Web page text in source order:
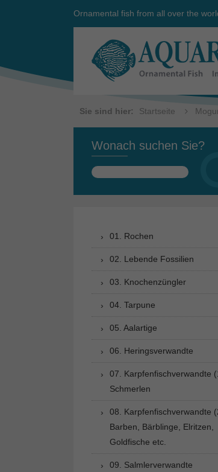
Ornamental fish from all over the
Sie sind hier: Startseite
Wonach suchen Sie?
Suchen
01. Rochen
02. Lebende Fossilien
03. Knochenzüngler
04. Tarpune
05. Aalartige
06. Heringsverwandte
07. Karpfenfischverwandte
Schmerlen
08. Karpfenfischverwandte
Barben, Bärblinge, Elritzen,
Goldfische etc.
09. Salmlerverwandte